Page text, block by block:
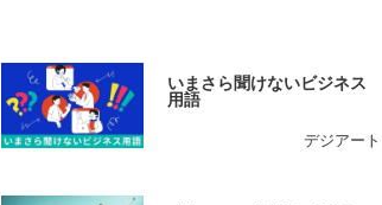
いまさら聞けないビジネス
用語
デジアート